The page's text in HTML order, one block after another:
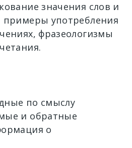
значения слов и
примеры употребления
фразеологизмы
по смыслу
и обратные
о